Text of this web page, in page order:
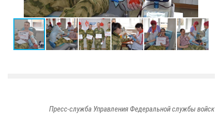
Пресс-служба Управления Федеральной службы войск